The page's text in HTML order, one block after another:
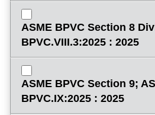
ASME BPVC Section 8
BPVC.VIII.3:2025 : 2025
ASME BPVC Section 9;
BPVC.IX:2025 : 2025